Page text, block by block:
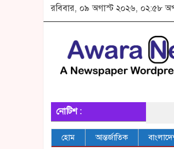
রবিবার, ০৯ অগাস্ট ২০২৬, ০২:৫৮
নোটিশ :
হোম আন্তর্জাতিক